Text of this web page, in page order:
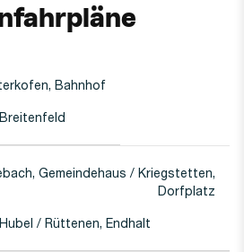
herunterladen für
Bahnhof
neuen Tab oder Fenster)
herunterladen für
neuen Tab oder Fenster)
herunterladen für
Gemeindehaus / Kriegstetten,
Dorfplatz
neuen Tab oder Fenster)
herunterladen für
/ Rüttenen, Endhalt
neuen Tab oder Fenster)